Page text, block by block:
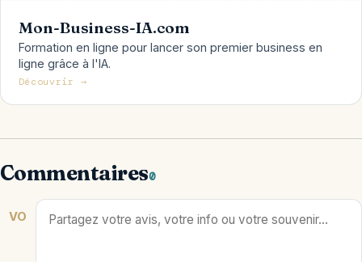
Mon-Business-IA.com
Formation en ligne pour lancer son premier business en
ligne grâce à l'IA.
Découvrir →
Commentaires0
VO